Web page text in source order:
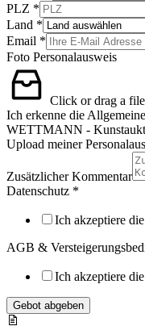
PLZ *
Land *
Email *
Foto Personalausweis
Click or drag a
Ich erkenne die
WETTMANN -
Upload meiner
Zusätzlicher Kommentar
Datenschutz *
Ich akzeptiere die
AGB &
Ich akzeptiere die
Gebot abgeben